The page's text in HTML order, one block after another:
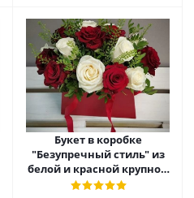
Букет в коробке
"Безупречный стиль" из
белой и красной крупной
розы Эквадор. арт. 5515